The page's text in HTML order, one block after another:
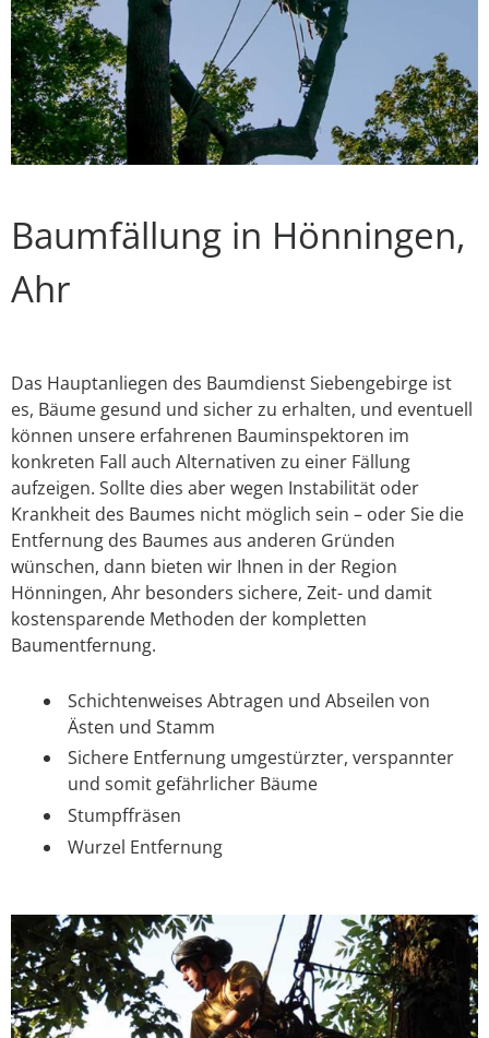
Baumfällung in Hönningen,
Ahr
Das Hauptanliegen des Baumdienst Siebengebirge ist
es, Bäume gesund und sicher zu erhalten, und eventuell
können unsere erfahrenen Bauminspektoren im
konkreten Fall auch Alternativen zu einer Fällung
aufzeigen. Sollte dies aber wegen Instabilität oder
Krankheit des Baumes nicht möglich sein – oder Sie die
Entfernung des Baumes aus anderen Gründen
wünschen, dann bieten wir Ihnen in der Region
Hönningen, Ahr besonders sichere, Zeit- und damit
kostensparende Methoden der kompletten
Baumentfernung.
Schichtenweises Abtragen und Abseilen von
Ästen und Stamm
Sichere Entfernung umgestürzter, verspannter
und somit gefährlicher Bäume
Stumpffräsen
Wurzel Entfernung